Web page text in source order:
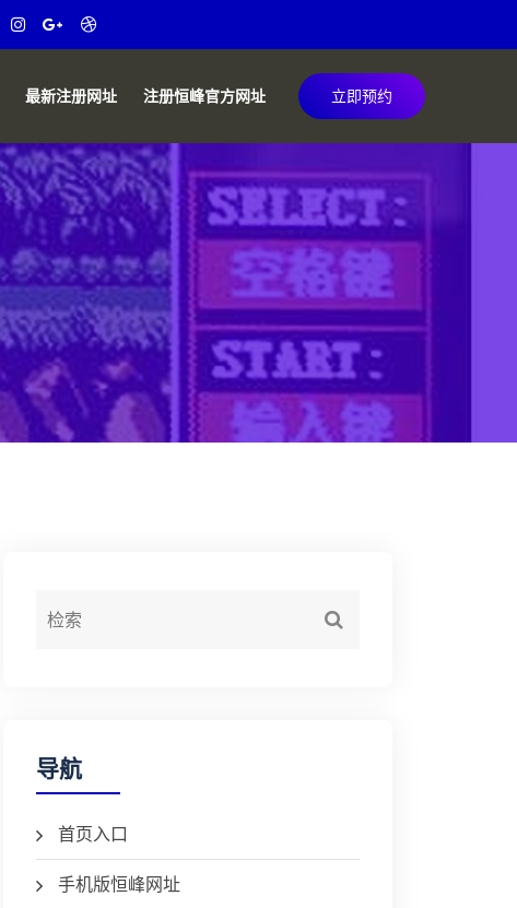
最新注册网址 注册恒峰官方网址 立即预约
导航
首页入口
手机版恒峰网址